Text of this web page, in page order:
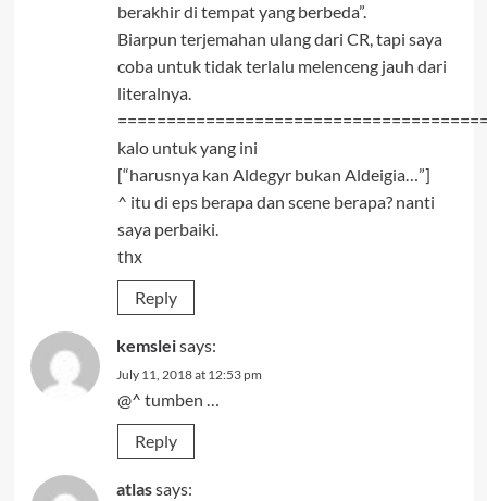
berakhir di tempat yang berbeda”.
Biarpun terjemahan ulang dari CR, tapi saya
coba untuk tidak terlalu melenceng jauh dari
literalnya.
kalo untuk yang ini
[“harusnya kan Aldegyr bukan Aldeigia…”]
^ itu di eps berapa dan scene berapa? nanti
saya perbaiki.
thx
Reply
kemsleisays:
July 11, 2018 at 12:53 pm
@^ tumben …
Reply
atlassays: